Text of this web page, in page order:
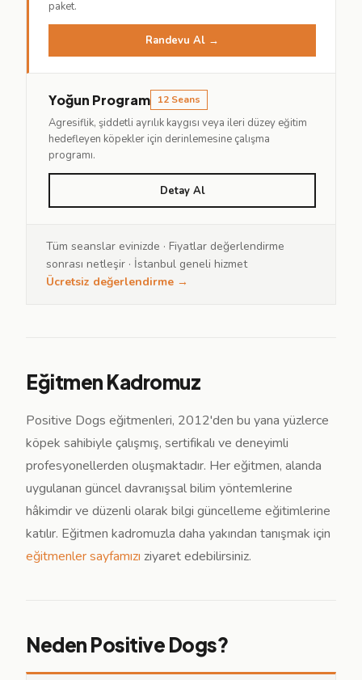
paket.
Randevu Al →
Yoğun Program 12 Seans
Agresiflik, şiddetli ayrılık kaygısı veya ileri düzey eğitim
hedefleyen köpekler için derinlemesine çalışma
programı.
Detay Al
Tüm seanslar evinizde · Fiyatlar değerlendirme
sonrası netleşir · İstanbul geneli hizmet
Ücretsiz değerlendirme →
Eğitmen Kadromuz
Positive Dogs eğitmenleri, 2012'den bu yana yüzlerce
köpek sahibiyle çalışmış, sertifikalı ve deneyimli
profesyonellerden oluşmaktadır. Her eğitmen, alanda
uygulanan güncel davranışsal bilim yöntemlerine
hâkimdir ve düzenli olarak bilgi güncelleme eğitimlerine
katılır. Eğitmen kadromuzla daha yakından tanışmak için
eğitmenler sayfamızı ziyaret edebilirsiniz.
Neden Positive Dogs?